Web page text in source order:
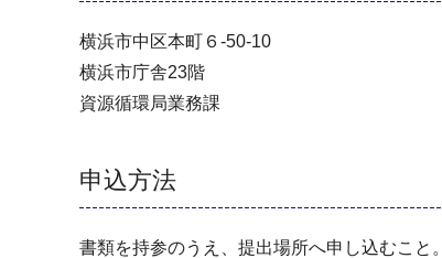
横浜市中区本町６-50-10
横浜市庁舎23階
資源循環局業務課
申込方法
書類を持参のうえ、提出場所へ申し込むこと。